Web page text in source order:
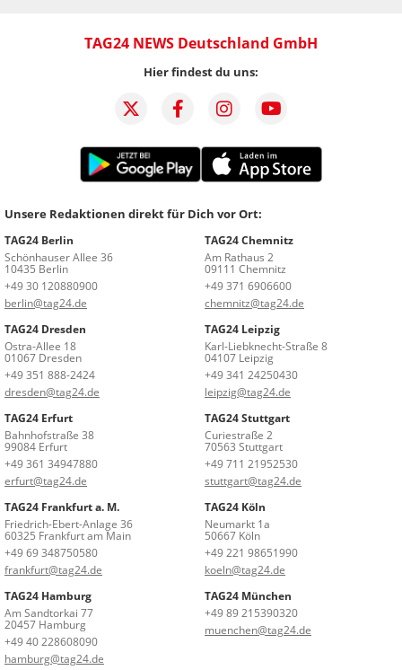
TAG24 NEWS Deutschland GmbH
Hier findest du uns:
Unsere Redaktionen direkt für Dich vor Ort:
TAG24 Berlin
Schönhauser Allee 36
10435 Berlin
+49 30 120880900
berlin@tag24.de
TAG24 Chemnitz
Am Rathaus 2
09111 Chemnitz
+49 371 6906600
chemnitz@tag24.de
TAG24 Dresden
Ostra-Allee 18
01067 Dresden
+49 351 888-2424
dresden@tag24.de
TAG24 Leipzig
Karl-Liebknecht-Straße 8
04107 Leipzig
+49 341 24250430
leipzig@tag24.de
TAG24 Erfurt
Bahnhofstraße 38
99084 Erfurt
+49 361 34947880
erfurt@tag24.de
TAG24 Stuttgart
Curiestraße 2
70563 Stuttgart
+49 711 21952530
stuttgart@tag24.de
TAG24 Frankfurt a. M.
Friedrich-Ebert-Anlage 36
60325 Frankfurt am Main
+49 69 348750580
frankfurt@tag24.de
TAG24 Köln
Neumarkt 1a
50667 Köln
+49 221 98651990
koeln@tag24.de
TAG24 Hamburg
Am Sandtorkai 77
20457 Hamburg
+49 40 228608090
hamburg@tag24.de
TAG24 München
+49 89 215390320
muenchen@tag24.de